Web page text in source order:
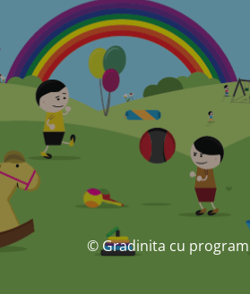
© Gradinita cu